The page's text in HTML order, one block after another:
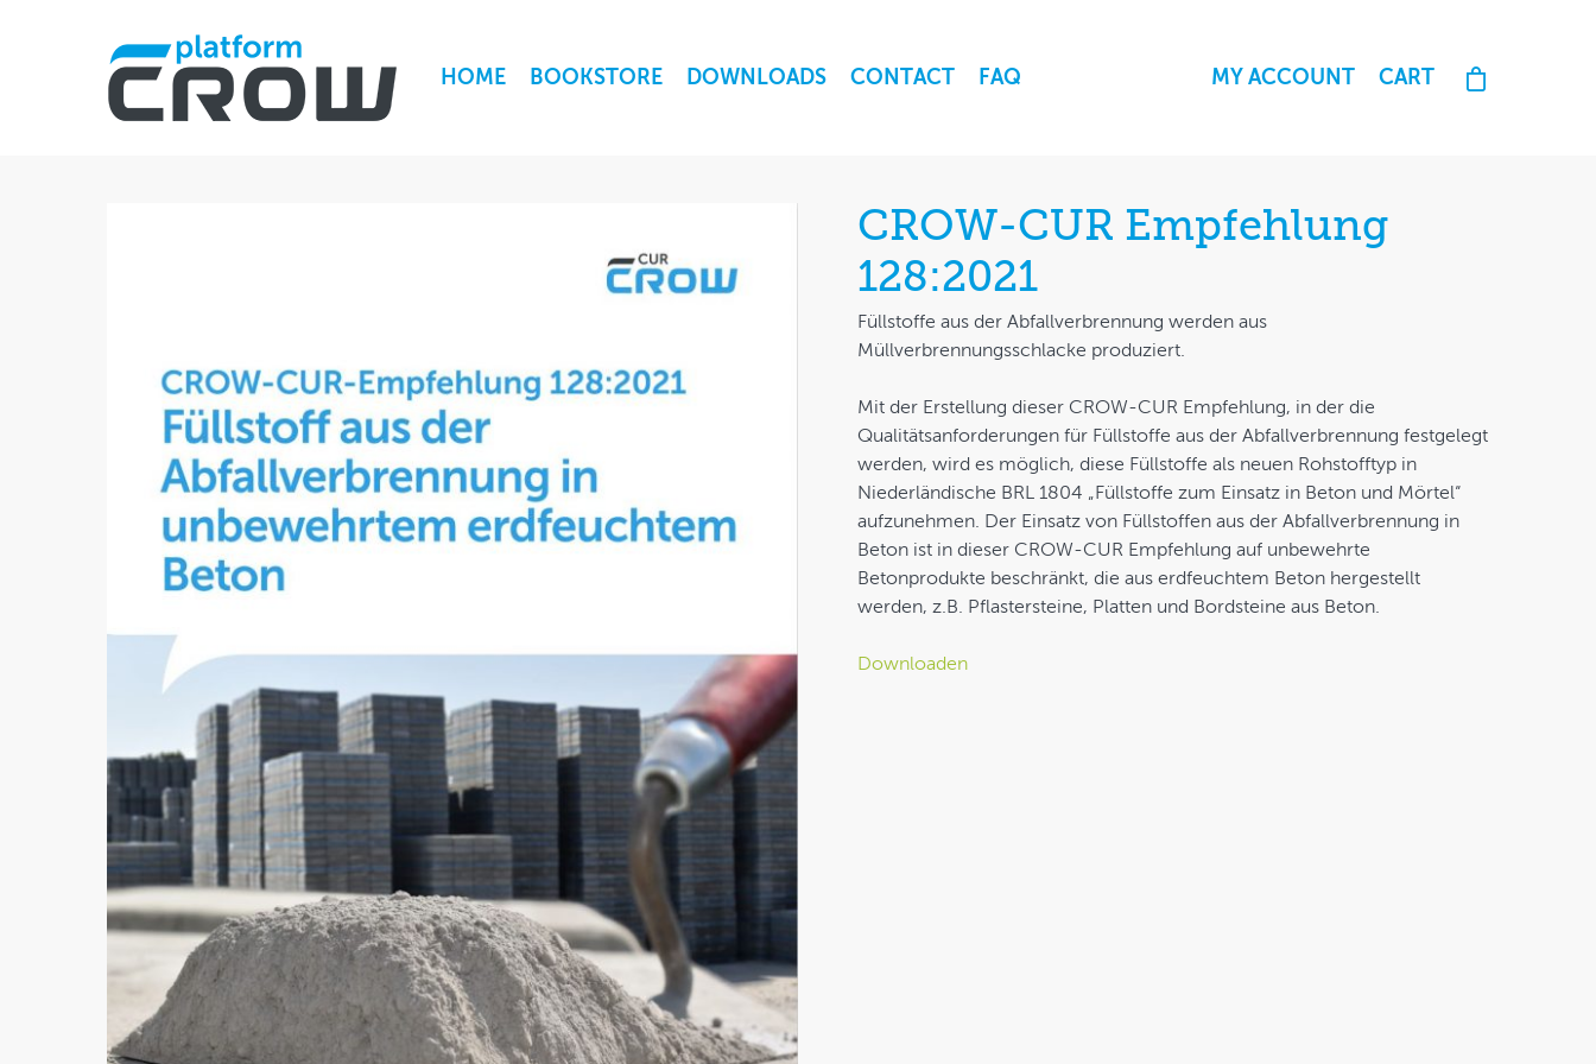
HOME BOOKSTORE DOWNLOADS CONTACT FAQ MY ACCOUNT CART
CROW-CUR Empfehlung
128:2021
Füllstoffe aus der Abfallverbrennung werden aus
Müllverbrennungsschlacke produziert.
Mit der Erstellung dieser CROW-CUR Empfehlung, in der die
Qualitätsanforderungen für Füllstoffe aus der Abfallverbrennung festgelegt
werden, wird es möglich, diese Füllstoffe als neuen Rohstofftyp in
Niederländische BRL 1804 „Füllstoffe zum Einsatz in Beton und Mörtel“
aufzunehmen. Der Einsatz von Füllstoffen aus der Abfallverbrennung in
Beton ist in dieser CROW-CUR Empfehlung auf unbewehrte
Betonprodukte beschränkt, die aus erdfeuchtem Beton hergestellt
werden, z.B. Pflastersteine, Platten und Bordsteine aus Beton.
Downloaden